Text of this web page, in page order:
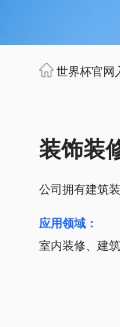
世界杯官网
装饰装
公司拥有建筑
应用领域：
室内装修、建